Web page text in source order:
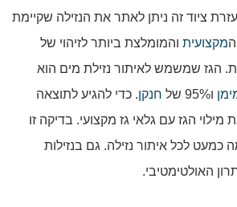
ציוד זה ניתן לאתר את הנזילה שקיימת
מקצועית והמומלצת ביותר לזיהוי של
הגז שמשמש לאיתור נזילת מים הוא
ו95% של חנקן. כדי להגיע לתוצאה
הגז עם גלאי גז מקצועי. בדיקה זו
כמעט לכל איתור נזילה. גם בנזילות
האולטימטיבי.